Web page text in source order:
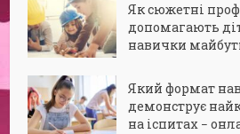
Як сюжетні
допомагають
навички
Який формат
демонструє
на іспитах −